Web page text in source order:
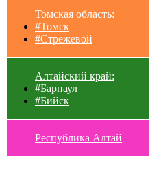
Томская область:
#Томск
#Стрежевой
Алтайский край:
#Барнаул
#Бийск
Республика Алтай